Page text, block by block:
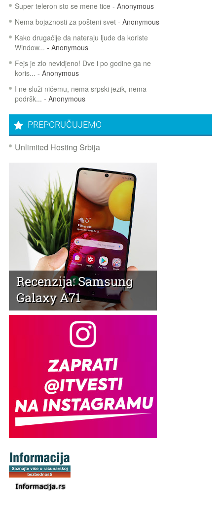
Super teleron sto se mene tice - Anonymous
Nema bojaznosti za pošteni svet- Anonymous
Kako drugačije da nateraju ljude da koriste
Window... - Anonymous
Fejs je zlo nevidjeno! Dve i po godine ga ne
koris... - Anonymous
I ne služi ničemu, nema srpski jezik, nema
podršk... - Anonymous
PREPORUČUJEMO
Unlimited Hosting Srbija
Recenzija: Samsung
Galaxy A71